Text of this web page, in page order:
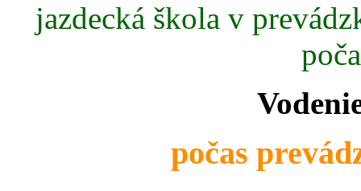
jazdecká škola v
počas